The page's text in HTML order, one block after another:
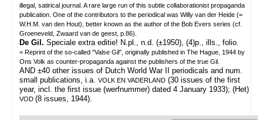
illegal, satirical journal. A rare large run of this subtle collaborationist propaganda
publication. One of the contributors to the periodical was Willy van der Heide (=
W.H.M. van den Hout), better known as the author of the Bob Evers series (cf.
Groeneveld, Zwaard van de geest, p.86).
De Gil. Speciale extra editie! N.pl., n.d. (±1950), (4)p., ills., folio.
= Reprint of the so-called "Valse Gil", originally published in The Hague, 1944 by
Ons Volk as counter-propaganda against the publishers of the true Gil.
AND ±40 other issues of Dutch World War II periodicals and num.
small publications, i.a. VOLK EN VADERLAND (30 issues of the first
year, incl. the first issue (werfnummer) dated 4 January 1933); (Het)
VOD (8 issues, 1944).